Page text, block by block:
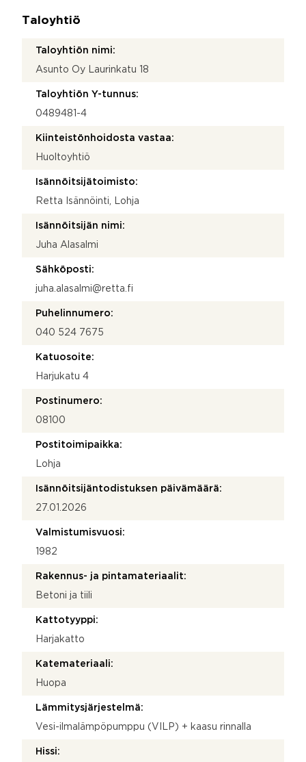
Taloyhtiö
Taloyhtiön nimi:
Asunto Oy Laurinkatu 18
Taloyhtiön Y-tunnus:
0489481-4
Kiinteistönhoidosta vastaa:
Huoltoyhtiö
Isännöitsijätoimisto:
Retta Isännöinti, Lohja
Isännöitsijän nimi:
Juha Alasalmi
Sähköposti:
juha.alasalmi@retta.fi
Puhelinnumero:
040 524 7675
Katuosoite:
Harjukatu 4
Postinumero:
08100
Postitoimipaikka:
Lohja
Isännöitsijäntodistuksen päivämäärä:
27.01.2026
Valmistumisvuosi:
1982
Rakennus- ja pintamateriaalit:
Betoni ja tiili
Kattotyyppi:
Harjakatto
Katemateriaali:
Huopa
Lämmitysjärjestelmä:
Vesi-ilmalämpöpumppu (VILP) + kaasu rinnalla
Hissi: